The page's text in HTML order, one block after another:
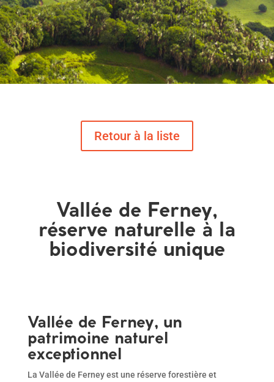
Vallée de Ferney,
réserve naturelle à la
biodiversité unique
Vallée de Ferney, un
patrimoine naturel
exceptionnel
La Vallée de Ferney est une réserve forestière et